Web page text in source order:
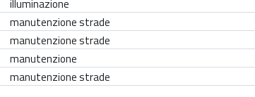
illuminazione
manutenzione strade
manutenzione strade
manutenzione
manutenzione strade